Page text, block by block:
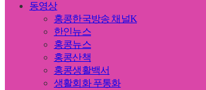
동영상
홍콩한국방송 채널K
한인뉴스
홍콩뉴스
홍콩산책
홍콩생활백서
생활회화 푸통화